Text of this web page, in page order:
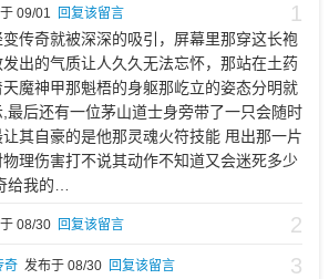
1
09/01 回复该留言
传奇就被深深的吸引，屏幕里那穿这长袍
出的气质让人久久无法忘怀，那站在土药
魔神甲那魁梧的身躯那屹立的姿态分明就
最后还有一位茅山道士身旁带了一只会随时
其自豪的是他那灵魂火符技能 甩出那一片
物理伤害打不说其动作不知道又会迷死多少
给我的…
2
08/30 回复该留言
3
奇 发布于 08/30 回复该留言